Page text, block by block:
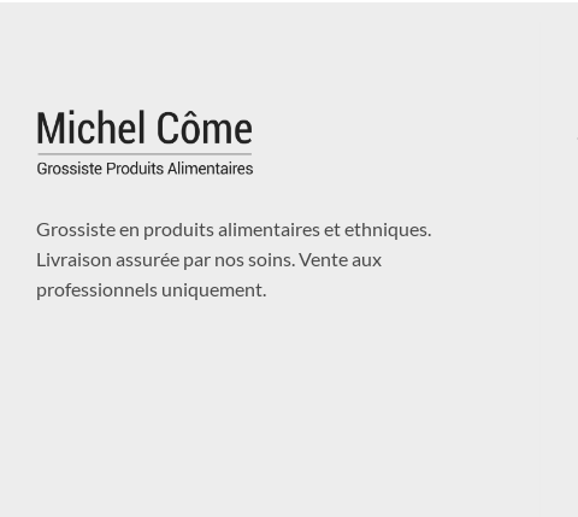
Grossiste en produits alimentaires et ethniques.
Livraison assurée par nos soins. Vente aux
professionnels uniquement.